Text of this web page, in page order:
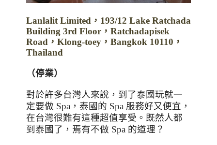
Lanlalit Limited， 193/12 Lake Ratchada
Building 3rd Floor， Ratchadapisek
Road， Klong-toey， Bangkok 10110，
Thailand
（停業）
對於許多台灣人來說，到了泰國玩就一
定要做 Spa ，泰國的 Spa 服務好又便宜，
在台灣很難有這種超值享受。既然人都
到泰國了，焉有不做 Spa 的道理？